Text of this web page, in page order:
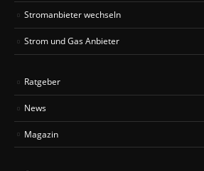
Stromanbieter wechseln
Strom und Gas Anbieter
Ratgeber
News
Magazin